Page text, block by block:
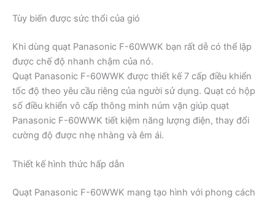
Tùy biến được sức thổi của gió
Khi dùng quạt Panasonic F-60WWK bạn rất dễ có thể lập
được chế độ nhanh chậm của nó.
Quạt Panasonic F-60WWK được thiết kế 7 cấp điều khiển
tốc độ theo yêu cầu riêng của người sử dụng. Quạt có hộp
số điều khiển vô cấp thông minh núm vặn giúp quạt
Panasonic F-60WWK tiết kiệm năng lượng điện, thay đổi
cường độ được nhẹ nhàng và êm ái.
Thiết kế hình thức hấp dẫn
Quạt Panasonic F-60WWK mang tạo hình với phong cách